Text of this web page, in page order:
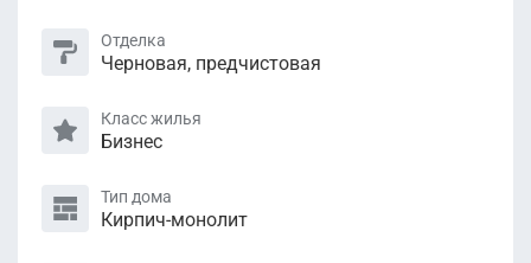
Отделка
Черновая, предчистовая
Класс жилья
Бизнес
Тип дома
Кирпич-монолит